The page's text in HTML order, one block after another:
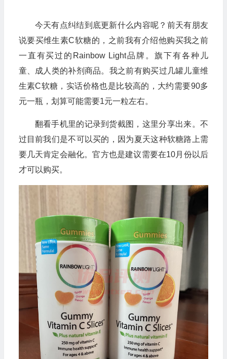
今天有点纠结到底更新什么内容呢？前天有朋友
说要买维生素C软糖的，之前我有介绍他购买我之前
一直有买过的Rainbow Light品牌。旗下有各种儿
童、成人类的补剂商品。我之前有购买过几罐儿童维
生素C软糖，实话价格也是比较高的，大约需要90多
元一瓶，划算可能需要1元一粒左右。
翻看手机里的记录到货截图，这里分享出来。不
过目前我们是不可以买的，因为夏天这种软糖路上需
要几天肯定会融化。官方也是建议需要在10月份以后
才可以购买。